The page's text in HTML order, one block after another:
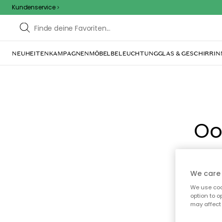
Kundenservice
NEUHEITENKAMPAGNENMÖBELBELEUCHTUNGGLAS & GESCHIRR
We
We use
option to
may affect